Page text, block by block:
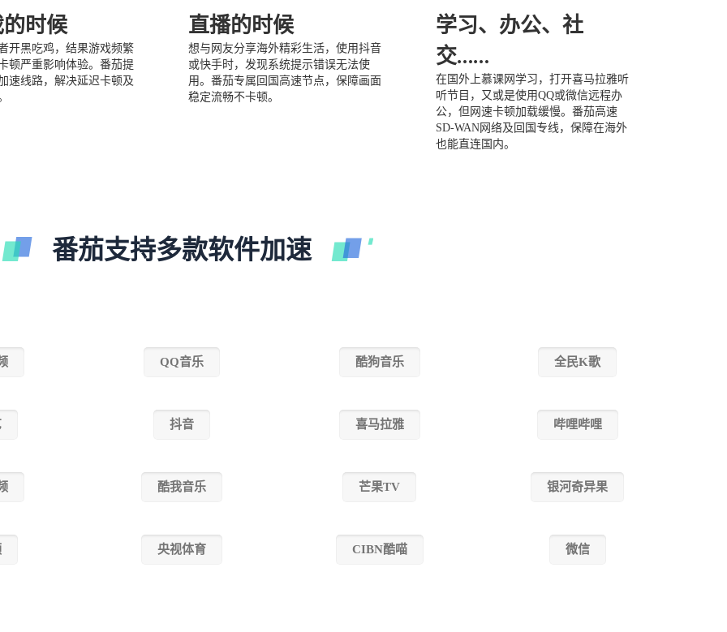
时候
开黑吃鸡，结果游戏频繁
顿严重影响体验。番茄提
速线路，解决延迟卡顿及
直播的时候
想与网友分享海外精彩生活，使用抖音
或快手时，发现系统提示错误无法使
用。番茄专属回国高速节点，保障画面
稳定流畅不卡顿。
学习、办公、社
交……
在国外上慕课网学习，打开喜马拉雅听
听节目，又或是使用QQ或微信远程办
公，但网速卡顿加载缓慢。番茄高速
SD-WAN网络及回国专线，保障在海外
也能直连国内。
番茄支持多款软件加速
QQ音乐 酷狗音乐 全民K歌
抖音 喜马拉雅 哔哩哔哩
酷我音乐 芒果TV 银河奇异果
央视体育 CIBN酷喵 微信